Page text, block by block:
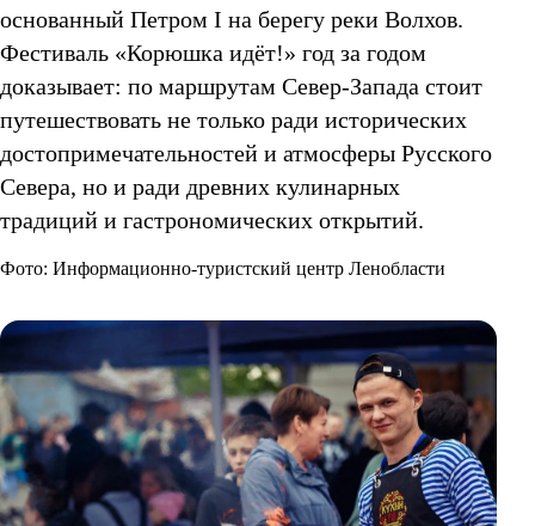
основанный Петром I на берегу реки Волхов.
Фестиваль «Корюшка идёт!» год за годом
доказывает: по маршрутам Север-Запада стоит
путешествовать не только ради исторических
достопримечательностей и атмосферы Русского
Севера, но и ради древних кулинарных
традиций и гастрономических открытий.
Фото: Информационно-туристский центр Ленобласти